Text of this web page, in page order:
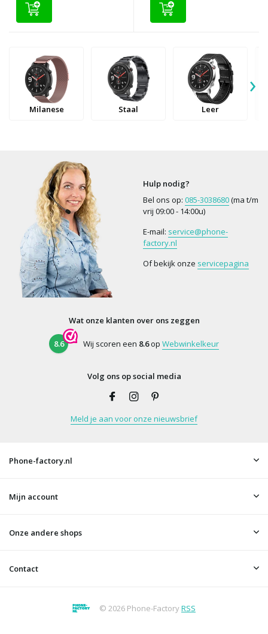
Milanese Staal Leer
›
Hulp nodig?
Bel ons op: 085-3038680(ma t/m
vrij 09:00 - 14:00u)
E-mail: service@phone-
factory.nl
Of bekijk onze servicepagina
Wat onze klanten over ons zeggen
8.6 Wij scoren een 8.6op Webwinkelkeur
Volg ons op social media
Meld je aan voor onze nieuwsbrief
Phone-factory.nl
Mijn account
Onze andere shops
Contact
© 2026 Phone-FactoryRSS